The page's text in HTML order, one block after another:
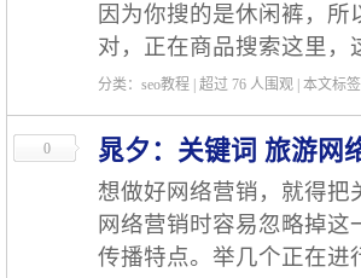
因为你搜的是休闲裤，
对，正在商品搜索这里，
分类：seo教程 | 超过 76 人围观 | 本文标签
0 晁夕：关键词 旅游网
想做好网络营销，就得
网络营销时容易忽略掉
传播特点。举几个正在进